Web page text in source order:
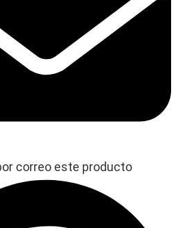
correo este producto